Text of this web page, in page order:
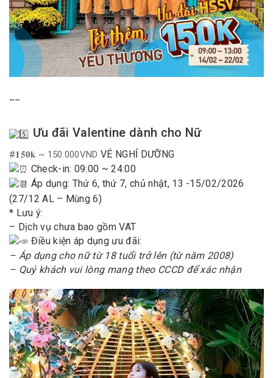
Ưu đãi Valentine dành cho Nữ
#𝟏𝟓𝟎𝐤 ~ 150.000VND VÉ NGHỈ DƯỠNG
Check-in: 09:00 ~ 24:00
Áp dụng: Thứ 6, thứ 7, chủ nhật, 13 -15/02/2026
(27/12 AL – Mùng 6)
* Lưu ý:
– Dịch vụ chưa bao gồm VAT
Điều kiện áp dụng ưu đãi:
– Áp dụng cho nữ từ 18 tuổi trở lên (từ năm 2008)
– Quý khách vui lòng mang theo CCCD để xác nhận